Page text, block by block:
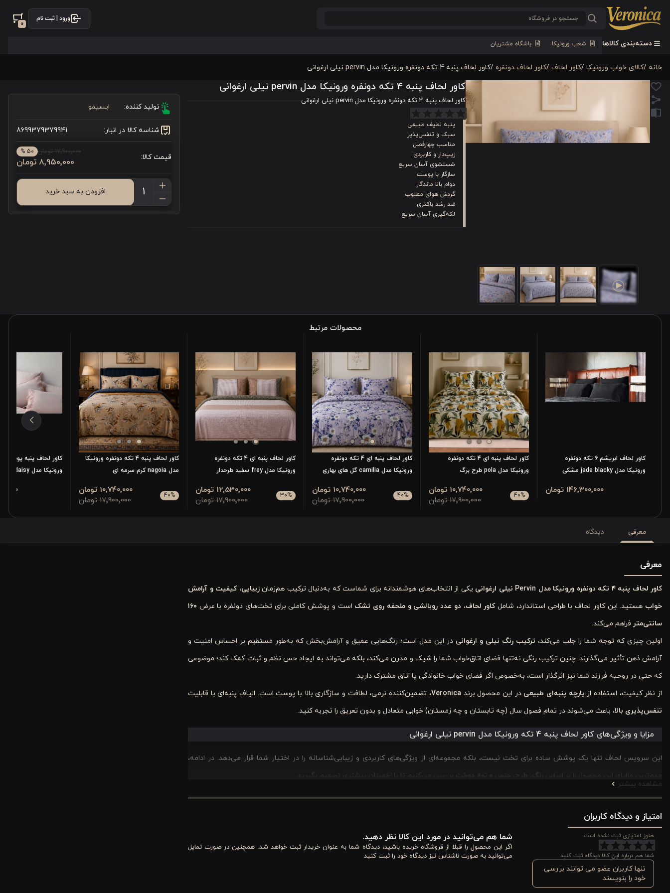
ورود | ثبت نام
0
دسته‌بندی کالاها شعب ورونیکا باشگاه مشتریان
خانه /کالای خواب ورونیکا /کاور لحاف /کاور لحاف دونفره /کاور لحاف پنبه 4 تکه دونفره ورونیکا مدل pervin نیلی ارغوانی
کاور لحاف پنبه 4 تکه دونفره ورونیکا مدل pervin نیلی ارغوانی
کاور لحاف پنبه 4 تکه دونفره ورونیکا مدل pervin نیلی ارغوانی
پنبه لطیف طبیعی
سبک و تنفس‌پذیر
مناسب چهارفصل
زیپ‌دار و کاربردی
شستشوی آسان سریع
سازگار با پوست
دوام بالا ماندگار
گردش هوای مطلوب
ضد رشد باکتری
لکه‌گیری آسان سریع
تولید کننده: ایسیمو
شناسه کالا در انبار: 8699379379941
قیمت کالا:
17٬900٬000 تومان 50 %
8٬950٬000 تومان
افزودن به سبد خرید
محصولات مرتبط
کاور لحاف ابریشم 6 تکه دونفره
ورونیکا مدل jade blacky مشکی
146٬300٬000 تومان
کاور لحاف پنبه ای 4 تکه دونفره
ورونیکا مدل pola طرح برگ
40% 17٬900٬000 تومان
10٬740٬000 تومان
کاور لحاف پنبه ای 4 تکه دونفره
ورونیکا مدل camilia گل های بهاری
40% 17٬900٬000 تومان
10٬740٬000 تومان
کاور لحاف پنبه ای 4 تکه دونفره
ورونیکا مدل frey سفید طرحدار
30% 17٬900٬000 تومان
12٬530٬000 تومان
کاور لحاف پنبه 4 تکه دونفره ورونیکا
مدل nagoia کرم سرمه ای
40% 17٬900٬000 تومان
10٬740٬000 تومان
ورونیکا مدل daisy صورتی
معرفی دیدگاه
معرفی
کاور لحاف پنبه ۴ تکه دونفره ورونیکا مدل Pervin نیلی ارغوانی یکی از انتخاب‌های هوشمندانه برای شماست که به‌دنبال ترکیب هم‌زمانزیبایی، کیفیت و آرامش
خواب هستید. این کاور لحاف با طراحی استاندارد، شاملکاور لحاف، دو عدد روبالشی و ملحفه روی تشک است و پوشش کاملی برای تخت‌های دونفره با عرض ۱۶۰
سانتی‌متر فراهم می‌کند.
اولین چیزی که توجه شما را جلب می‌کند، ترکیب رنگ نیلی و ارغوانی در این مدل است؛ رنگ‌هایی عمیق و آرامش‌بخش که به‌طور مستقیم بر احساس امنیت و
آرامش ذهن تأثیر می‌گذارند. چنین ترکیب رنگی نه‌تنها فضای اتاق‌خواب شما را شیک و مدرن می‌کند، بلکه می‌تواند به ایجاد حس نظم و ثبات کمک کند؛ موضوعی
که حتی در روحیه فرزند شما نیز اثرگذار است، به‌خصوص اگر فضای خواب خانوادگی یا اتاق مشترک دارید.
از نظر کیفیت، استفاده از پارچه پنبه‌ای طبیعی در این محصول برندVeronica، تضمین‌کننده نرمی، لطافت و سازگاری بالا با پوست است. الیاف پنبه‌ای با قابلیت
تنفس‌پذیری بالا، باعث می‌شوند در تمام فصول سال (چه تابستان و چه زمستان) خوابی متعادل و بدون تعریق را تجربه کنید.
مزایا و ویژگی‌های کاور لحاف پنبه 4 تکه ورونیکا مدل pervin نیلی ارغوانی
این سرویس لحاف تنها یک پوشش ساده برای تخت نیست، بلکه مجموعه‌ای از ویژگی‌های کاربردی و زیبایی‌شناسانه را در اختیار شما قرار می‌دهد. در ادامه،
مهم‌ترین مزایای این محصول را بر اساس
رنگ، طرح، جنس و نوع دوخت بررسی می‌کنیم تا با اطمینان بیشتری تصمیم بگیرید.
1. آرامش بصری و عمق دکوراسیون
رنگ نیلی حس آرامش، تمرکز و سکون را به فضای خواب شما منتقل می‌کند، در حالی که
هنری ایجاد می‌کند. این ترکیب رنگی باعث می‌شود اتاق‌خواب شما هم مدرن باشد و هم صمیمی و چشم‌نواز. اگر به دکوراسیون‌های شیک و رنگی علاقه دارید، این
سرویس به‌راحتی با سایر عناصر اتاق هماهنگ می‌شود و جلوه‌ای حرفه‌ای، لوکس و دلنشین به فضای خواب شما می‌دهد.
این هماهنگی رنگی می‌تواند احساس نظم، آرامش ذهنی و کیفیت بصری بالاتری در محیط خواب ایجاد کند.
مشاهده بیشتر
امتیاز و دیدگاه کاربران
هنوز امتیازی ثبت نشده است.
شما هم درباره این کالا دیدگاه ثبت کنید
تنها کاربران عضو می توانند بررسی
خود را بنویسند
شما هم می‌توانید در مورد این کالا نظر دهید.
اگر این محصول را قبلا از فروشگاه خریده باشید، دیدگاه شما به عنوان خریدار ثبت خواهد شد. همچنین در صورت تمایل
می‌توانید به صورت ناشناس نیز دیدگاه خود را ثبت کنید